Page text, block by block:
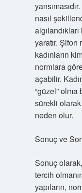
nasıl
yaratır.
kadınların
normlara
açabilir.
“güzel”
sürekli
neden olur.
Sonuç ve
Sonuç
tercih
yapıların,